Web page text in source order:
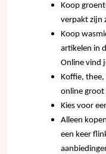
Koop
verpakt zijn
Koop
artikelen in
Online vind
Koffie,
online groot
Kies voor
Alleen
een keer